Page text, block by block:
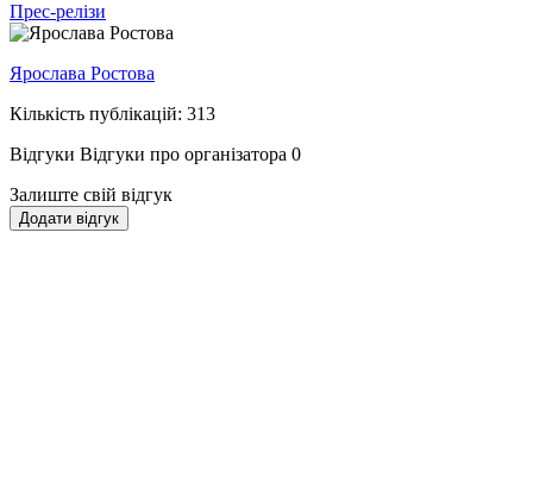
Прес-релізи
Ярослава Ростова
Кількість публікацій: 313
Відгуки Відгуки про організатора 0
Залиште свій відгук
Додати відгук